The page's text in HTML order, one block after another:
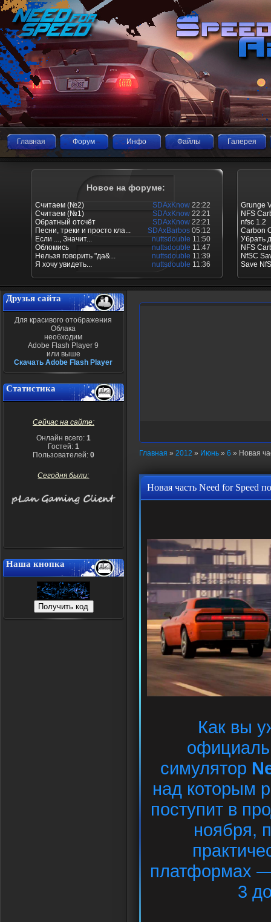
Главная Форум Инфо Файлы Галерея
Новое на форуме:
Считаем (№2) SDAxKnow 22:22
Считаем (№1)
SDAxKnow 22:21
Обратный отсчёт
SDAxKnow 22:21
Песни, треки и просто кла...
SDAxBarbos 05:12
Если ..., Значит...
nuttsdouble 11:50
Обломись
nuttsdouble 11:47
Нельзя говорить "да&...
nuttsdouble 11:39
Я хочу увидеть...
nuttsdouble 11:36
Grunge
NFS
nfsc 1.2
Carbon
Убрать
NFS
NfSC
Save
Друзья сайта
Для красивого отображения
Облака
необходим
Adobe Flash Player 9
или выше
Скачать Adobe Flash Player
Статистика
Сейчас на сайте:
Онлайн всего: 1
Гостей: 1
Пользователей: 0
Сегодня были:
Наша кнопка
Главная » 2012 » Июнь » 6 » Новая
Новая часть Need for Speed
Как вы
симулятор
над которым
поступит в
ноября,
платформах
3